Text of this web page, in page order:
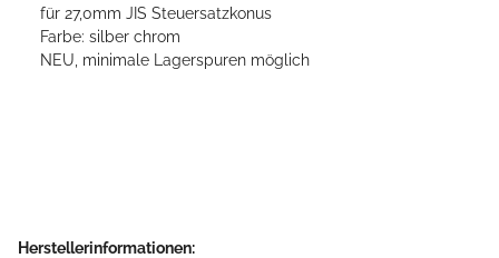
für 27,0mm JIS Steuersatzkonus
Farbe: silber chrom
NEU, minimale Lagerspuren möglich
Herstellerinformationen: